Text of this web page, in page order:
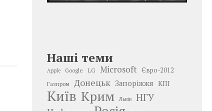
Наші теми
Apple Google LG Microsoft Євро-2012
Газпром Донецьк Запоріжжя КПІ
Київ Крим Львів
НГУ